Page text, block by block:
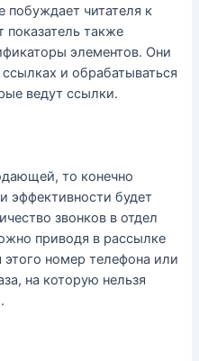
читателя к
показатель также
элементов. Они
и обрабатываться
ведут ссылки.
то конечно
будет
звонков в отдел
приводя в рассылке
номер телефона или
на которую нельзя